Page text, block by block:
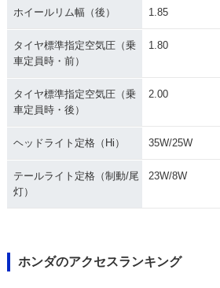
ホイールリム幅（後） 1.85
タイヤ標準指定空気圧（乗
車定員時・前）
1.80
タイヤ標準指定空気圧（乗
車定員時・後）
2.00
ヘッドライト定格（Hi） 35W/25W
テールライト定格（制動/尾
灯）
23W/8W
ホンダのアクセスランキング